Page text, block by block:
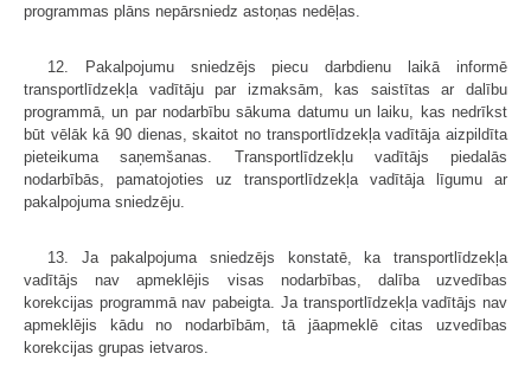
programmas plāns nepārsniedz astoņas nedēļas.
12. Pakalpojumu sniedzējs piecu darbdienu laikā informē
transportlīdzekļa vadītāju par izmaksām, kas saistītas ar dalību
programmā, un par nodarbību sākuma datumu un laiku, kas nedrīkst
būt vēlāk kā 90 dienas, skaitot no transportlīdzekļa vadītāja aizpildīta
pieteikuma saņemšanas. Transportlīdzekļu vadītājs piedalās
nodarbībās, pamatojoties uz transportlīdzekļa vadītāja līgumu ar
pakalpojuma sniedzēju.
13. Ja pakalpojuma sniedzējs konstatē, ka transportlīdzekļa
vadītājs nav apmeklējis visas nodarbības, dalība uzvedības
korekcijas programmā nav pabeigta. Ja transportlīdzekļa vadītājs nav
apmeklējis kādu no nodarbībām, tā jāapmeklē citas uzvedības
korekcijas grupas ietvaros.